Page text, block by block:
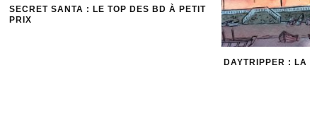
SECRET SANTA : LE TOP DES BD À PETIT
PRIX
DAYTRIPPER : LA